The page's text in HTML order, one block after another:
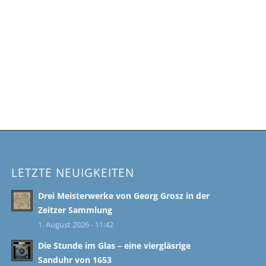
LETZTE NEUIGKEITEN
Drei Meisterwerke von Georg Grosz in der
Zeitzer Sammlung
1. August 2026 - 11:42
Die Stunde im Glas – eine viergläsrige
Sanduhr von 1653